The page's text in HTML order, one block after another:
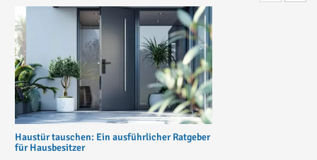
Haustür tauschen: Ein ausführlicher Ratgeber
für Hausbesitzer